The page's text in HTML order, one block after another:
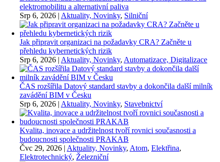
elektromobilitu a alternativní paliva
Srp 6, 2026 | Aktuality, Novinky, Silniční
Jak připravit organizaci na požadavky CRA? Začněte u
přehledu kybernetických rizik
Srp 6, 2026 | Aktuality, Novinky, Automatizace, Digitalizace
ČAS rozšířila Datový standard stavby a dokončila další milník
zavádění BIM v Česku
Srp 6, 2026 | Aktuality, Novinky, Stavebnictví
Kvalita, inovace a udržitelnost tvoří rovnici současnosti a
budoucnosti společnosti PRAKAB
Čvc 29, 2026 | Aktuality, Novinky, Atom, Elektřina,
Elektrotechnický, Železniční